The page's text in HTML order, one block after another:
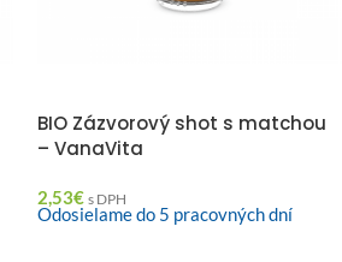
BIO Zázvorový shot s matchou
– VanaVita
2,53€ s DPH
Odosielame do 5 pracovných dní